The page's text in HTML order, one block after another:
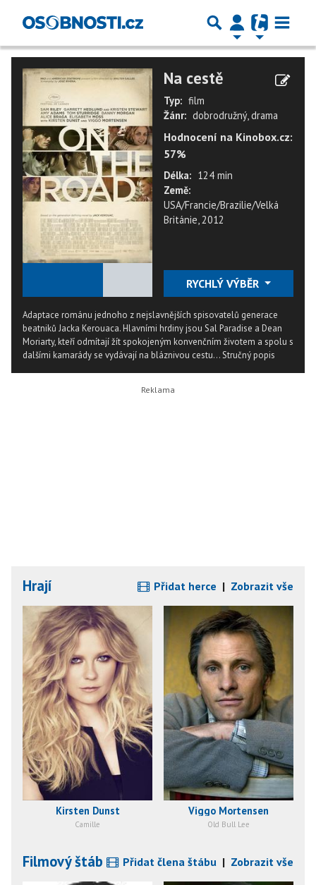
Na cestě
Typ: film
Žánr: dobrodružný, drama
Hodnocení na Kinobox.cz:
57%
Délka: 124 min
Země:
USA/Francie/Brazilie/Velká
Británie, 2012
RYCHLÝ VÝBĚR
Adaptace románu jednoho z nejslavnějších spisovatelů generace
beatniků Jacka Kerouaca. Hlavními hrdiny jsou Sal Paradise a Dean
Moriarty, kteří odmítají žít spokojeným konvenčním životem a spolu s
dalšími kamarády se vydávají na bláznivou cestu...Stručný popis
Hrají Přidat herce | Zobrazit vše
Kirsten Dunst
Camille
Viggo Mortensen
Old Bull Lee
Filmový štáb Přidat člena štábu | Zobrazit vše